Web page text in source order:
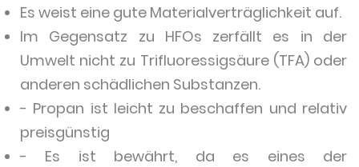
Es weist eine gute Materialverträglichkeit auf.
Im Gegensatz zu HFOs zerfällt es in der
Umwelt nicht zu Trifluoressigsäure (TFA) oder
anderen schädlichen Substanzen.
- Propan ist leicht zu beschaffen und relativ
preisgünstig
- Es ist bewährt, da es eines der